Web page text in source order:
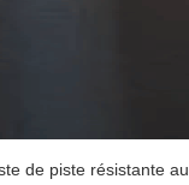
de piste résistante